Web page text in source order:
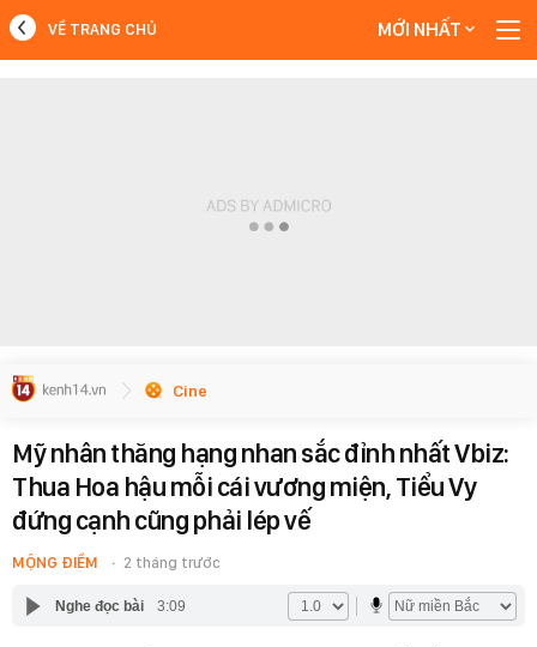
VỀ TRANG CHỦ MỚI NHẤT
Cine
Mỹ nhân thăng hạng nhan sắc đỉnh nhất Vbiz:
Thua Hoa hậu mỗi cái vương miện, Tiểu Vy
đứng cạnh cũng phải lép vế
MỘNG ĐIỀM 2 tháng trước
Nghe đọc bài 3:09